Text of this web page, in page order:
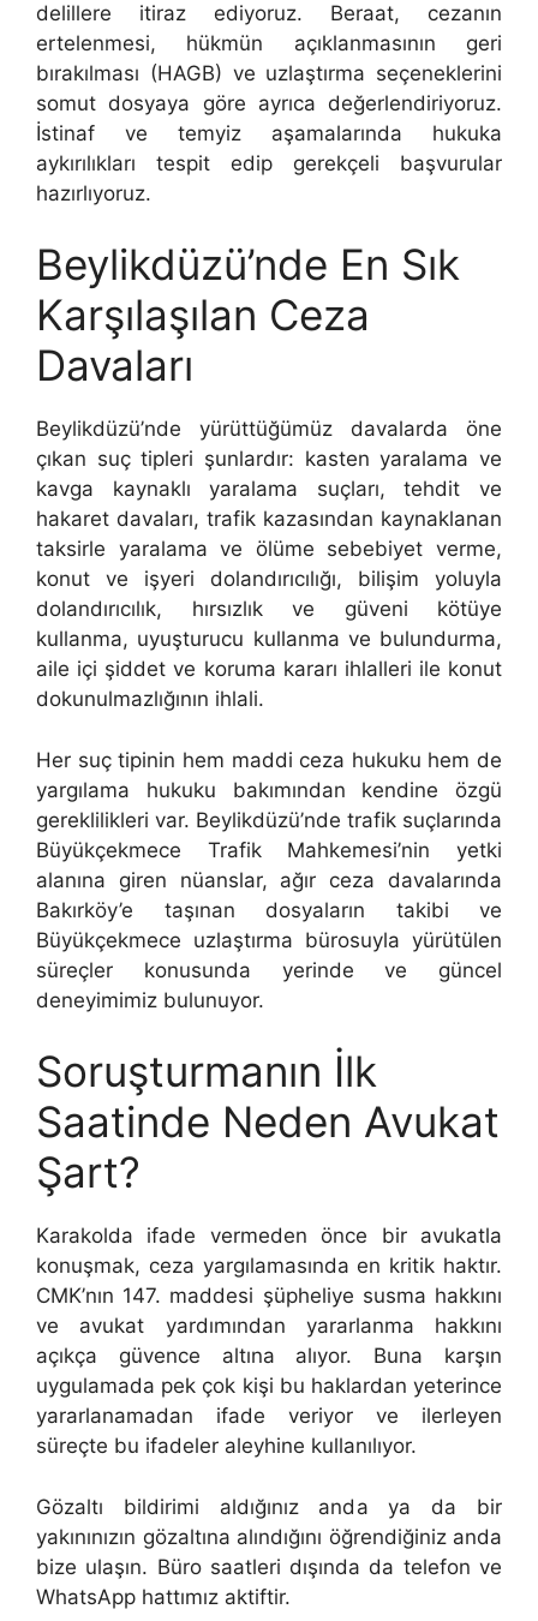
delillere itiraz ediyoruz. Beraat, cezanın
ertelenmesi, hükmün açıklanmasının geri
bırakılması (HAGB) ve uzlaştırma seçeneklerini
somut dosyaya göre ayrıca değerlendiriyoruz.
İstinaf ve temyiz aşamalarında hukuka
aykırılıkları tespit edip gerekçeli başvurular
hazırlıyoruz.
Beylikdüzü’nde En Sık
Karşılaşılan Ceza
Davaları
Beylikdüzü’nde yürüttüğümüz davalarda öne
çıkan suç tipleri şunlardır: kasten yaralama ve
kavga kaynaklı yaralama suçları, tehdit ve
hakaret davaları, trafik kazasından kaynaklanan
taksirle yaralama ve ölüme sebebiyet verme,
konut ve işyeri dolandırıcılığı, bilişim yoluyla
dolandırıcılık, hırsızlık ve güveni kötüye
kullanma, uyuşturucu kullanma ve bulundurma,
aile içi şiddet ve koruma kararı ihlalleri ile konut
dokunulmazlığının ihlali.
Her suç tipinin hem maddi ceza hukuku hem de
yargılama hukuku bakımından kendine özgü
gereklilikleri var. Beylikdüzü’nde trafik suçlarında
Büyükçekmece Trafik Mahkemesi’nin yetki
alanına giren nüanslar, ağır ceza davalarında
Bakırköy’e taşınan dosyaların takibi ve
Büyükçekmece uzlaştırma bürosuyla yürütülen
süreçler konusunda yerinde ve güncel
deneyimimiz bulunuyor.
Soruşturmanın İlk
Saatinde Neden Avukat
Şart?
Karakolda ifade vermeden önce bir avukatla
konuşmak, ceza yargılamasında en kritik haktır.
CMK’nın 147. maddesi şüpheliye susma hakkını
ve avukat yardımından yararlanma hakkını
açıkça güvence altına alıyor. Buna karşın
uygulamada pek çok kişi bu haklardan yeterince
yararlanamadan ifade veriyor ve ilerleyen
süreçte bu ifadeler aleyhine kullanılıyor.
Gözaltı bildirimi aldığınız anda ya da bir
yakınınızın gözaltına alındığını öğrendiğiniz anda
bize ulaşın. Büro saatleri dışında da telefon ve
WhatsApp hattımız aktiftir.